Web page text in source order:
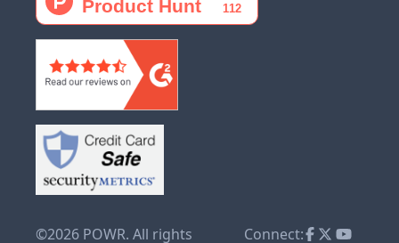
©2026 POWR. All rights Connect: